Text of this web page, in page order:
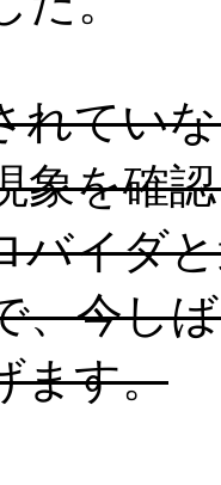
れてい
象を確
バイダ
、今し
ます。